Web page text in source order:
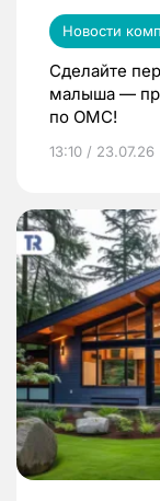
Новости
Сделайте
малыша —
по ОМС!
13:10 / 23.07.26